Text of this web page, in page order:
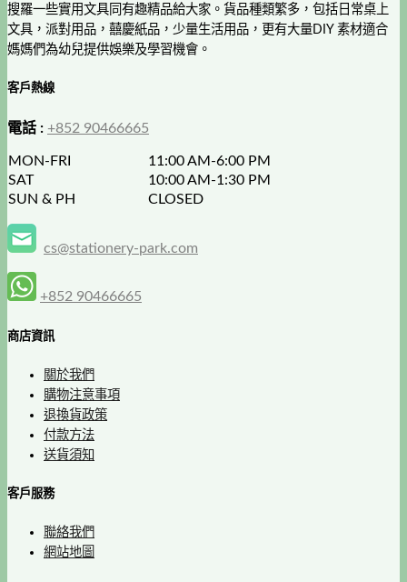
搜羅一些實用文具同有趣精品給大家。貨品種類繁多，包括日常桌上
文具，派對用品，囍慶紙品，少量生活用品，更有大量DIY 素材適合
媽媽們為幼兒提供娛樂及學習機會。
客戶熱線
電話 : +852 90466665
MON-FRI
11:00 AM-6:00 PM
SAT
10:00 AM-1:30 PM
SUN & PH
CLOSED
cs@stationery-park.com
+852 90466665
商店資訊
關於我們
購物注意事項
退換貨政策
付款方法
送貨須知
客戶服務
聯絡我們
網站地圖